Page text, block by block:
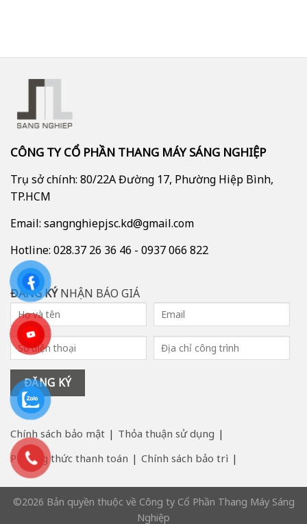
CÔNG TY CỔ PHẦN THANG MÁY SÁNG NGHIỆP
Trụ sở chính: 80/22A Đường 17, Phường Hiệp Bình,
TP.HCM
Email: sangnghiepjsc.kd@gmail.com
Hotline: 028.37 26 36 46 - 0937 066 822
ĐĂNG KÝNHẬN BÁO GIÁ
Chính sách bảo mật
Thỏa thuận sử dụng
Phương thức thanh toán
Chính sách bảo trì
©2026 Bản quyền thuộc về Công ty Cổ Phần Thang Máy Sáng
Nghiệp